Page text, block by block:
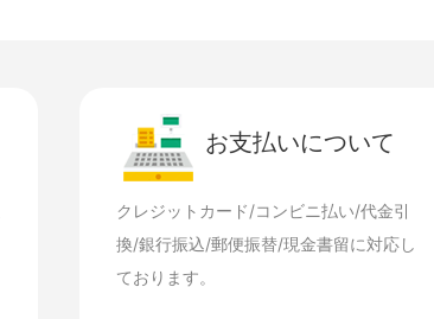
お支払いについて
クレジットカード/コンビニ払い/代金引
換/銀行振込/郵便振替/現金書留に対応し
ております。